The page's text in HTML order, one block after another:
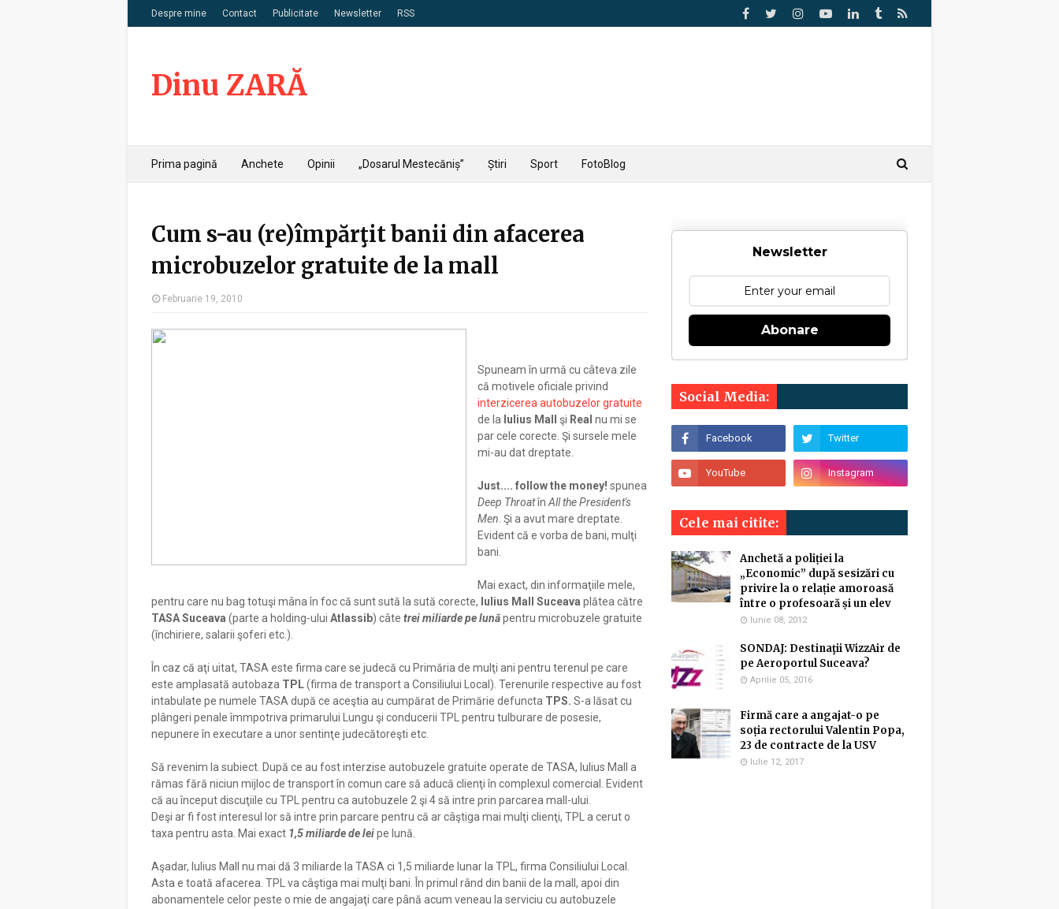
Despre mine Contact Publicitate Newsletter RSS
Dinu ZARĂ
Prima pagină Anchete Opinii „Dosarul Mestecăniș” Știri Sport FotoBlog
Cum s-au (re)împărţit banii din afacerea
microbuzelor gratuite de la mall
Februarie 19, 2010
Spuneam în urmă cu câteva zile
că motivele oficiale privind
interzicerea autobuzelor gratuite
de la Iulius Mall şi Real nu mi se
par cele corecte. Şi sursele mele
mi-au dat dreptate.
Just.... follow the money! spunea
Deep Throatîn All the President's
Men . Şi a avut mare dreptate.
Evident că e vorba de bani, mulţi
bani.
Mai exact, din informaţiile mele,
pentru care nu bag totuşi mâna în foc că sunt sută la sută corecte, Iulius Mall Suceava plătea către
TASA Suceava (parte a holding-ului Atlassib) câte trei miliarde pe lunăpentru microbuzele gratuite
(închiriere, salarii şoferi etc.).
În caz că aţi uitat, TASA este firma care se judecă cu Primăria de mulţi ani pentru terenul pe care
este amplasată autobaza TPL(firma de transport a Consiliului Local). Terenurile respective au fost
intabulate pe numele TASA după ce aceştia au cumpărat de Primărie defuncta TPS. S-a lăsat cu
plângeri penale îmmpotriva primarului Lungu şi conducerii TPL pentru tulburare de posesie,
nepunere în executare a unor sentinţe judecătoreşti etc.
Să revenim la subiect. După ce au fost interzise autobuzele gratuite operate de TASA, Iulius Mall a
rămas fără niciun mijloc de transport în comun care să aducă clienţi în complexul comercial. Evident
că au început discuţiile cu TPL pentru ca autobuzele 2 şi 4 să intre prin parcarea mall-ului.
Deşi ar fi fost interesul lor să intre prin parcare pentru că ar câştiga mai mulţi clienţi, TPL a cerut o
taxa pentru asta. Mai exact 1,5 miliarde de leipe lună.
Aşadar, Iulius Mall nu mai dă 3 miliarde la TASA ci 1,5 miliarde lunar la TPL, firma Consiliului Local.
Asta e toată afacerea. TPL va câştiga mai mulţi bani. În primul rând din banii de la mall, apoi din
abonamentele celor peste o mie de angajaţi care până acum veneau la serviciu cu autobuzele
Newsletter
Abonare
Social Media:
Cele mai citite:
Anchetă a poliției la
„Economic” după sesizări cu
privire la o relație amoroasă
între o profesoară și un elev
Iunie 08, 2012
SONDAJ: Destinaţii WizzAir de
pe Aeroportul Suceava?
Aprilie 05, 2016
Firmă care a angajat-o pe
soția rectorului Valentin Popa,
23 de contracte de la USV
Iulie 12, 2017